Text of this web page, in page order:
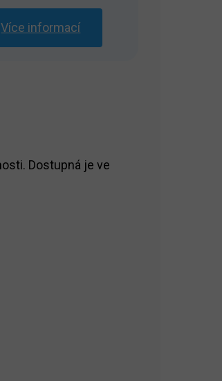
Více informací
Dostupná je ve